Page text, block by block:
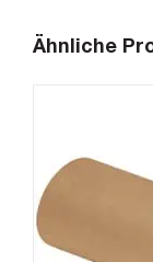
Ähnliche